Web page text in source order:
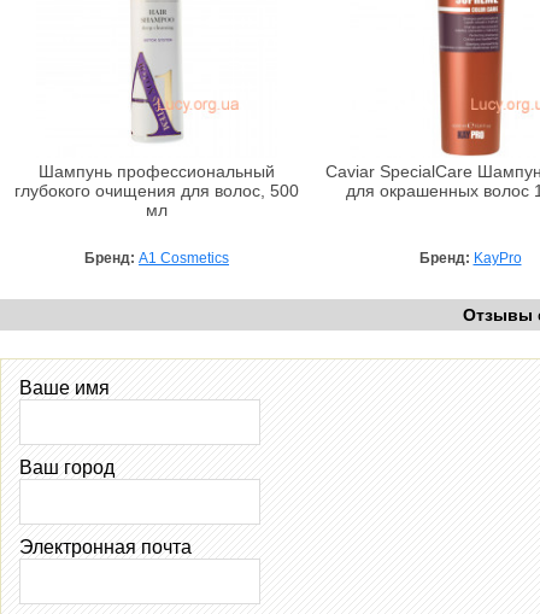
Шампунь профессиональный
глубокого очищения для волос, 500
мл
Бренд: A1 Cosmetics
Caviar SpecialCare
для окрашенных волос
Бренд: KayPro
Отзывы
Ваше имя
Ваш город
Электронная почта